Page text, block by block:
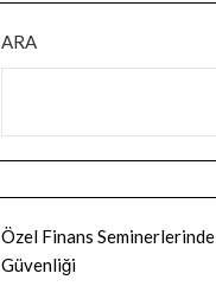
ARA
Özel Finans Seminerlerinde
Güvenliği